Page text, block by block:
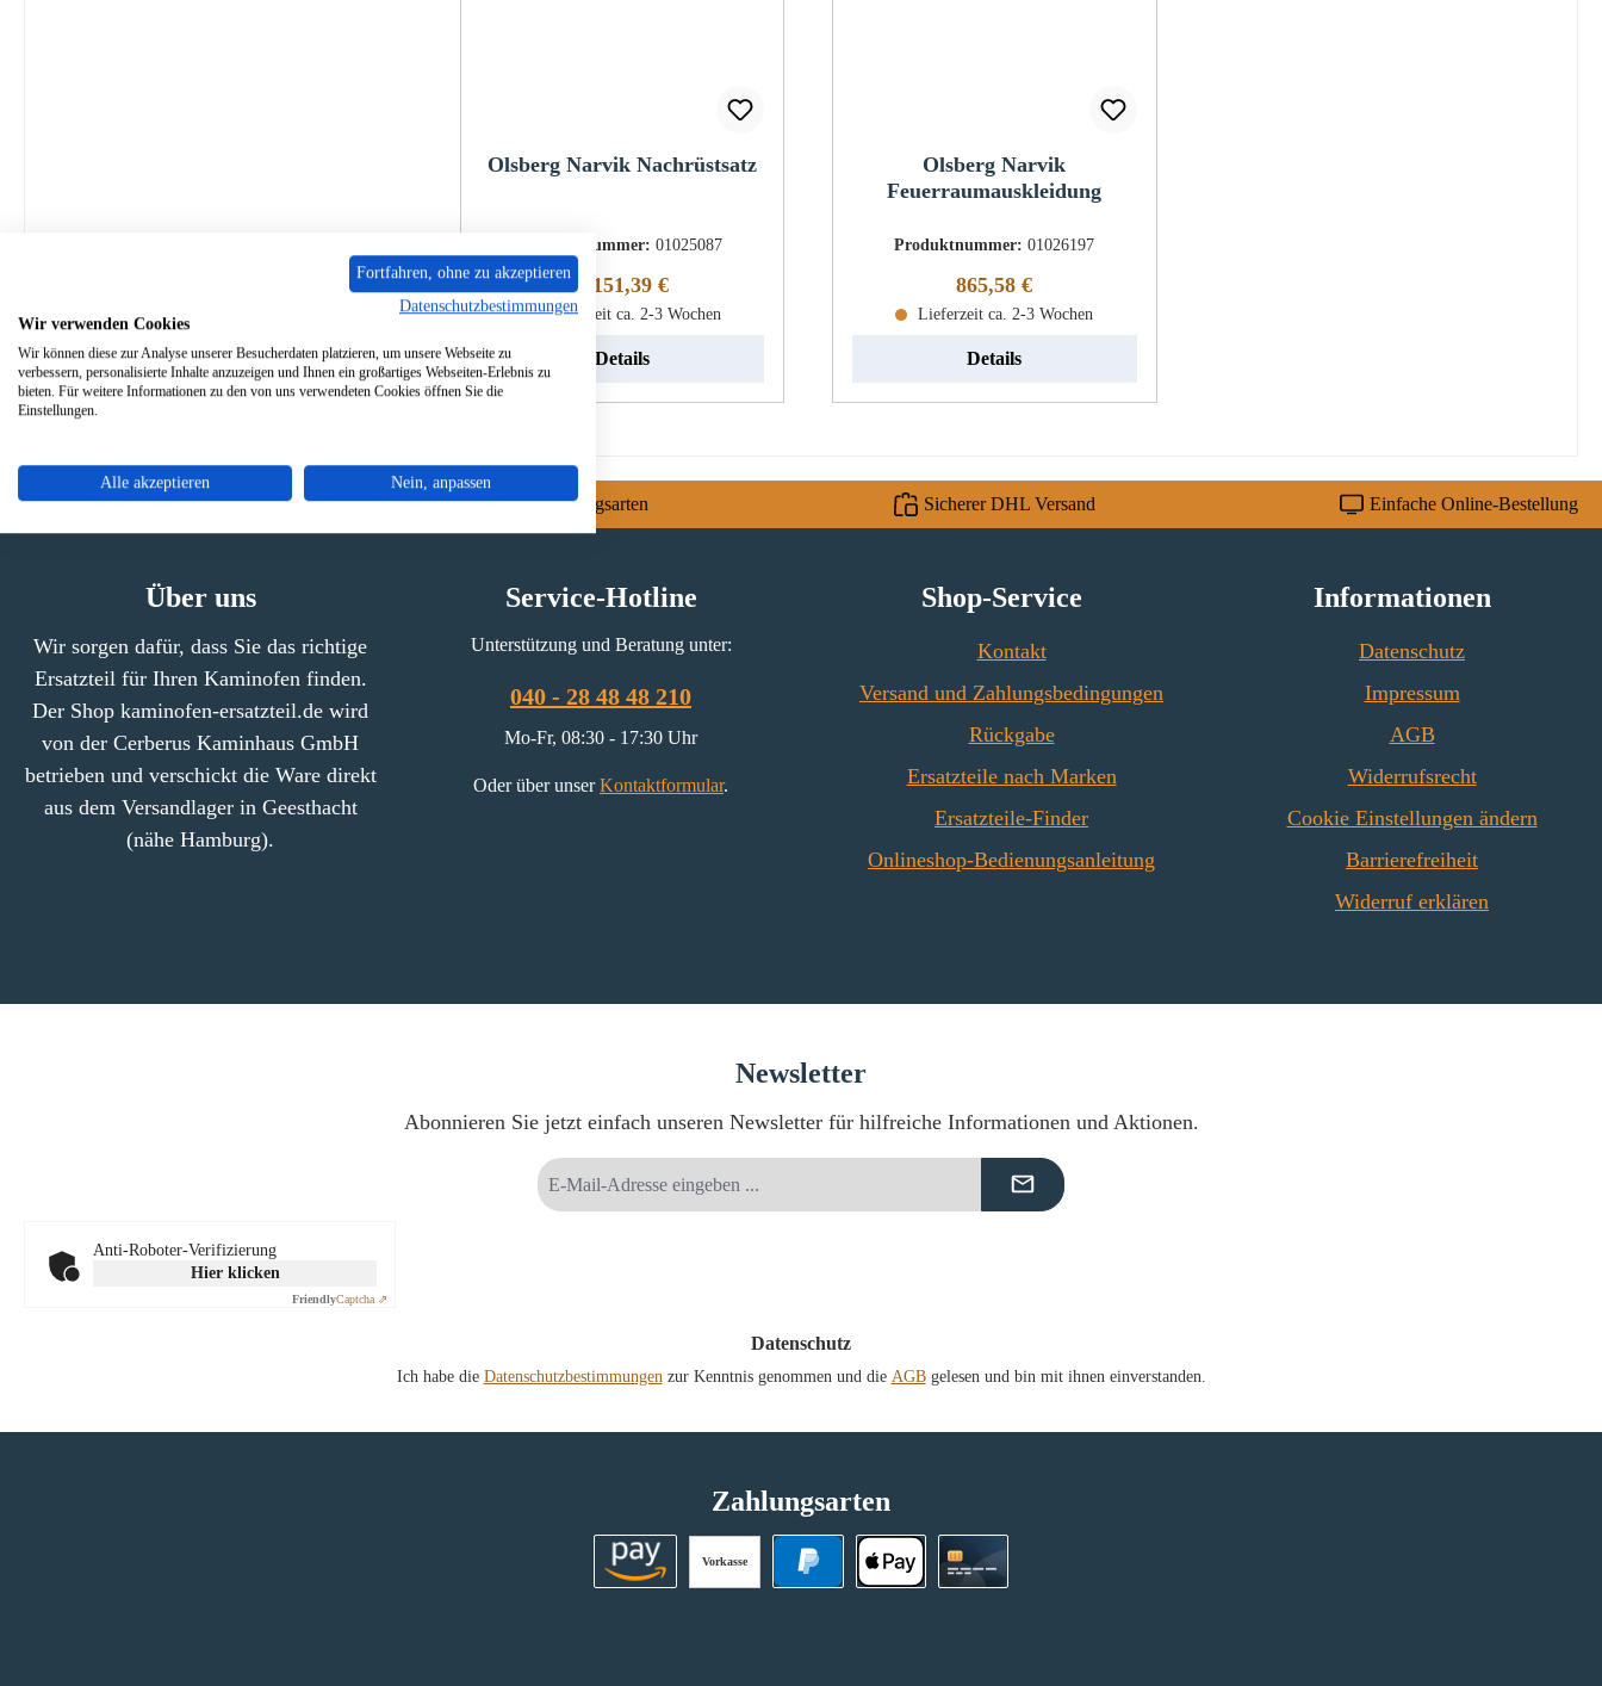
Olsberg Narvik Nachrüstsatz
Produktnummer:01025087
Regulärer Preis:
1.151,39 €
Lieferzeit ca. 2-3 Wochen
Details
Olsberg Narvik
Feuerraumauskleidung
Produktnummer:01026197
Regulärer Preis:
865,58 €
Lieferzeit ca. 2-3 Wochen
Details
Originale Ersatzteile Sichere Zahlungsarten Sicherer DHL Versand Einfache Online-Bestellung
Über uns
Wir sorgen dafür, dass Sie das richtige
Ersatzteil für Ihren Kaminofen finden.
Der Shop kaminofen-ersatzteil.de wird
von der Cerberus Kaminhaus GmbH
betrieben und verschickt die Ware direkt
aus dem Versandlager in Geesthacht
(nähe Hamburg).
Service-Hotline
Unterstützung und Beratung unter:
040 - 28 48 48 210
Mo-Fr, 08:30 - 17:30 Uhr
Oder über unserKontaktformular.
Shop-Service
Kontakt
Versand und Zahlungsbedingungen
Rückgabe
Ersatzteile nach Marken
Ersatzteile-Finder
Onlineshop-Bedienungsanleitung
Informationen
Datenschutz
Impressum
AGB
Widerrufsrecht
Cookie Einstellungen ändern
Barrierefreiheit
Widerruf erklären
Newsletter
Abonnieren Sie jetzt einfach unseren Newsletter für hilfreiche Informationen und Aktionen.
E-
Mail-
Anti-Roboter-Verifizierung
Hier klicken
FriendlyCaptcha ⇗
Datenschutz
Ich habe die Datenschutzbestimmungenzur Kenntnis genommen und die AGBgelesen und bin mit ihnen einverstanden.
Zahlungsarten
Vorkasse
Fortfahren, ohne zu akzeptieren
Datenschutzbestimmungen
Wir verwenden Cookies
Wir können diese zur Analyse unserer Besucherdaten platzieren, um unsere Webseite zu
verbessern, personalisierte Inhalte anzuzeigen und Ihnen ein großartiges Webseiten-Erlebnis zu
bieten. Für weitere Informationen zu den von uns verwendeten Cookies öffnen Sie die
Einstellungen.
Alle akzeptieren Nein, anpassen